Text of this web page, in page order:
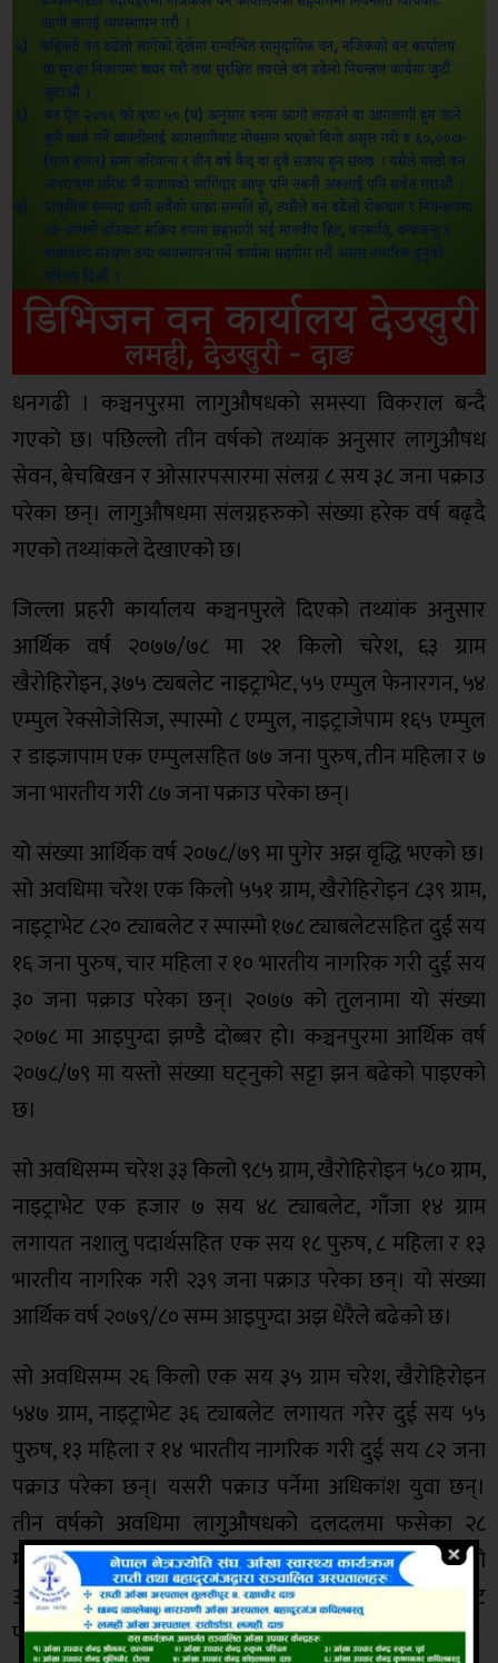
धनगढी । कञ्चनपुरमा लागुऔषधको समस्या विकराल बन्दै
गएको छ। पछिल्लो तीन वर्षको तथ्यांक अनुसार लागुऔषध
सेवन, बेचबिखन र ओसारपसारमा संलग्न ८ सय ३८ जना पक्राउ
परेका छन्। लागुऔषधमा संलग्नहरुको संख्या हरेक वर्ष बढ्दै
गएको तथ्यांकले देखाएको छ।
जिल्ला प्रहरी कार्यालय कञ्चनपुरले दिएको तथ्यांक अनुसार
आर्थिक वर्ष २०७७/७८ मा २१ किलो चरेश, ६३ ग्राम
खैरोहिरोइन, ३७५ ट्यबलेट नाइट्राभेट, ५५ एम्पुल फेनारगन, ५४
एम्पुल रेक्सोजेसिज, स्पास्मो ८ एम्पुल, नाइट्राजेपाम १६५ एम्पुल
र डाइजापाम एक एम्पुलसहित ७७ जना पुरुष, तीन महिला र ७
जना भारतीय गरी ८७ जना पक्राउ परेका छन्।
यो संख्या आर्थिक वर्ष २०७८/७९ मा पुगेर अझ वृद्धि भएको छ।
सो अवधिमा चरेश एक किलो ५५१ ग्राम, खैरोहिरोइन ८३९ ग्राम,
नाइट्राभेट ८२० ट्याबलेट र स्पास्मो १७८ ट्याबलेटसहित दुई सय
१६ जना पुरुष, चार महिला र १० भारतीय नागरिक गरी दुई सय
३० जना पक्राउ परेका छन्। २०७७ को तुलनामा यो संख्या
२०७८ मा आइपुग्दा झण्डै दोब्बर हो। कञ्चनपुरमा आर्थिक वर्ष
२०७८/७९ मा यस्तो संख्या घट्नुको सट्टा झन बढेको पाइएको
छ।
सो अवधिसम्म चरेश ३३ किलो ९८५ ग्राम, खैरोहिरोइन ५८० ग्राम,
नाइट्राभेट एक हजार ७ सय ४८ ट्याबलेट, गाँजा १४ ग्राम
लगायत नशालु पदार्थसहित एक सय १८ पुरुष, ८ महिला र १३
भारतीय नागरिक गरी २३९ जना पक्राउ परेका छन्। यो संख्या
आर्थिक वर्ष २०७९/८० सम्म आइपुग्दा अझ धेरैले बढेको छ।
सो अवधिसम्म २६ किलो एक सय ३५ ग्राम चरेश, खैरोहिरोइन
५४७ ग्राम, नाइट्राभेट ३६ ट्याबलेट लगायत गरेर दुई सय ५५
पुरुष, १३ महिला र १४ भारतीय नागरिक गरी दुई सय ८२ जना
पक्राउ परेका छन्। यसरी पक्राउ पर्नेमा अधिकांश युवा छन्।
तीन वर्षको अवधिमा लागुऔषधको दलदलमा फसेका २८
महिला पक्राउ परेको जिल्ला प्रहरी कार्यालय कञ्चनपुरको
अभिलेख छ। यसरी हेर्दा कञ्चनपुर ड्रग्स कारोबारको ‘ट्रान्जिट
पोइन्ट’ नै बन्न पुगेको छ।